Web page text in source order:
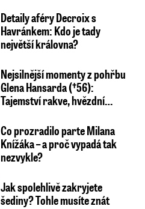
Detaily aféry Decroix s
Havránkem: Kdo je tady
největší královna?
Nejsilnější momenty z pohřbu
Glena Hansarda (†56):
Tajemství rakve, hvězdní…
Co prozradilo parte Milana
Knížáka – a proč vypadá tak
nezvykle?
Jak spolehlivě zakryjete
šediny? Tohle musíte znát